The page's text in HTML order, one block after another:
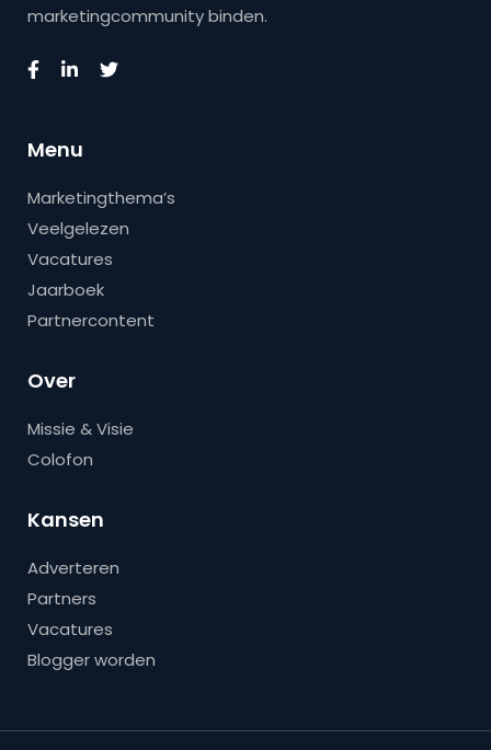
marketingcommunity binden.
Menu
Marketingthema’s
Veelgelezen
Vacatures
Jaarboek
Partnercontent
Over
Missie & Visie
Colofon
Kansen
Adverteren
Partners
Vacatures
Blogger worden